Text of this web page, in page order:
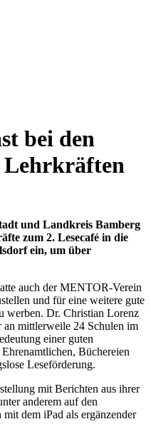
bei den
Lehrkräften
und Landkreis Bamberg
zum 2. Lesecafé in die
ein, um über
auch der MENTOR-Verein
und für eine weitere gute
werben. Dr. Christian Lorenz
an mittlerweile 24 Schulen im
einer guten
Büchereien
Leseförderung.
mit Berichten aus ihrer
anderem auf den
dem iPad als ergänzender